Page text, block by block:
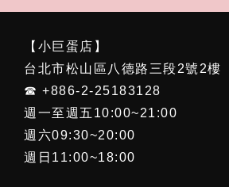
【小巨蛋店】
台北市松山區八德路三段2號2樓
☎ +886-2-25183128
週一至週五10:00~21:00
週六09:30~20:00
週日11:00~18:00